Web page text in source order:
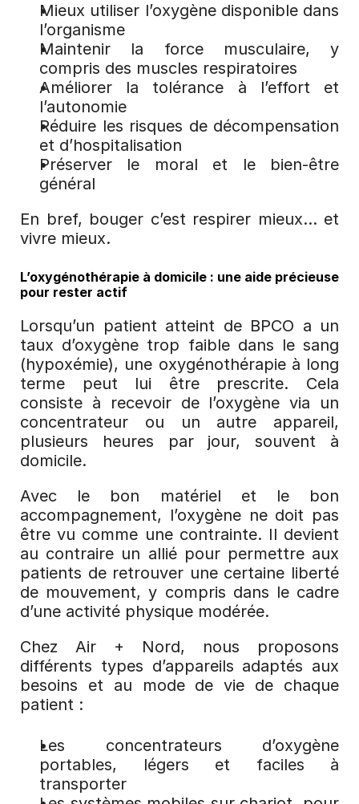
Mieux utiliser l’oxygène disponible dans
l’organisme
Maintenir la force musculaire, y
compris des muscles respiratoires
Améliorer la tolérance à l’effort et
l’autonomie
Réduire les risques de décompensation
et d’hospitalisation
Préserver le moral et le bien-être
général
En bref, bouger c’est respirer mieux… et
vivre mieux.
L’oxygénothérapie à domicile : une aide précieuse
pour rester actif
Lorsqu’un patient atteint de BPCO a un
taux d’oxygène trop faible dans le sang
(hypoxémie), une oxygénothérapie à long
terme peut lui être prescrite. Cela
consiste à recevoir de l’oxygène via un
concentrateur ou un autre appareil,
plusieurs heures par jour, souvent à
domicile.
Avec le bon matériel et le bon
accompagnement, l’oxygène ne doit pas
être vu comme une contrainte. Il devient
au contraire un allié pour permettre aux
patients de retrouver une certaine liberté
de mouvement, y compris dans le cadre
d’une activité physique modérée.
Chez Air + Nord, nous proposons
différents types d’appareils adaptés aux
besoins et au mode de vie de chaque
patient :
Les concentrateurs d’oxygène
portables, légers et faciles à
transporter